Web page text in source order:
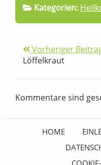
Kategorien:
Vorheriger
Löffelkraut
Kommentare sind
HOME